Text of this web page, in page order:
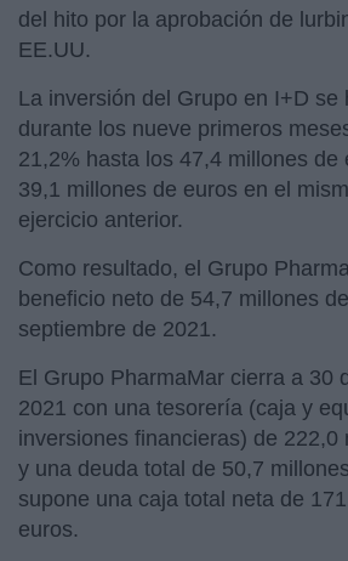
del hito por la aprobación de
EE.UU.
La inversión del Grupo en I+D se
durante los nueve primeros
21,2% hasta los 47,4 millones de
39,1 millones de euros en el
ejercicio anterior.
Como resultado, el Grupo
beneficio neto de 54,7 millones
septiembre de 2021.
El Grupo PharmaMar cierra a 30
2021 con una tesorería (caja y
inversiones financieras) de 222,0
y una deuda total de 50,7
supone una caja total neta de
euros.